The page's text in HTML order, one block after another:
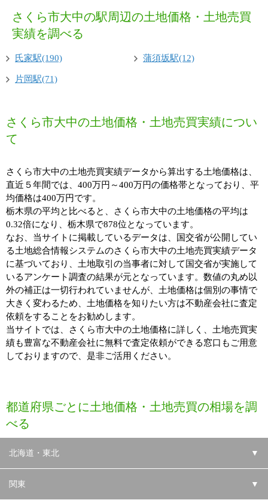
さくら市大中の駅周辺の土地価格・土地売買
実績を調べる
氏家駅(190) 蒲須坂駅(12)
片岡駅(71)
さくら市大中の土地価格・土地売買実績につい
て
さくら市大中の土地売買実績データから算出する土地価格は、
直近５年間では、400万円～400万円の価格帯となっており、平
均価格は400万円です。
栃木県の平均と比べると、さくら市大中の土地価格の平均は
0.32倍になり、栃木県で878位となっています。
なお、当サイトに掲載しているデータは、国交省が公開してい
る土地総合情報システムのさくら市大中の土地売買実績データ
に基づいており、土地取引の当事者に対して国交省が実施して
いるアンケート調査の結果が元となっています。数値の丸め以
外の補正は一切行われていませんが、土地価格は個別の事情で
大きく変わるため、土地価格を知りたい方は不動産会社に査定
依頼をすることをお勧めします。
当サイトでは、さくら市大中の土地価格に詳しく、土地売買実
績も豊富な不動産会社に無料で査定依頼ができる窓口もご用意
しておりますので、是非ご活用ください。
都道府県ごとに土地価格・土地売買の相場を調
べる
北海道・東北 ▼
関東 ▼